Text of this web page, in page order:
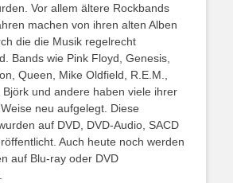
Vor allem ältere Rockbands
machen von ihren alten Alben
die die Musik regelrecht
Bands wie Pink Floyd, Genesis,
Queen, Mike Oldfield, R.E.M.,
und andere haben viele ihrer
neu aufgelegt. Diese
auf DVD, DVD-Audio, SACD
Auch heute noch werden
auf Blu-ray oder DVD